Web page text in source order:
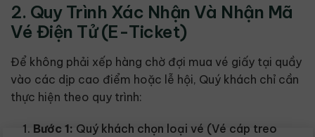
2. Quy Trình Xác Nhận Và Nhận Mã
Vé Điện Tử (E-Ticket)
Để không phải xếp hàng chờ đợi mua vé giấy tại quầy
vào các dịp cao điểm hoặc lễ hội, Quý khách chỉ cần
thực hiện theo quy trình:
Bước 1: Quý khách chọn loại vé (Vé cáp treo